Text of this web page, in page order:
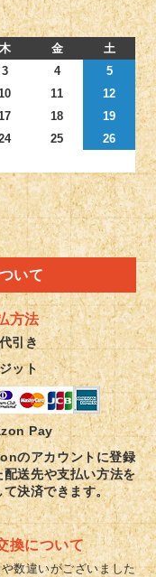
木 金
土
3 4
5
10 11
12
17 18
19
25
26
いて
方法
引き
ット
Pay
のアカウントに登録
配送先や支払い方法を
て決済できます。
換について
数違いがございました